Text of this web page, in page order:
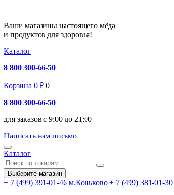
Ваши магазины настоящего мёда
и продуктов для здоровья!
Каталог
8 800 300-66-50
Корзина 0 ₽ 0
8 800 300-66-50
для заказов с 9:00 до 21:00
Написать нам письмо
Каталог
Выберите магазин
+ 7 (499) 391-01-46 м.Коньково + 7 (499) 381-01-30